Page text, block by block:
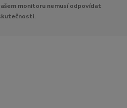
monitoru nemusí odpovídat